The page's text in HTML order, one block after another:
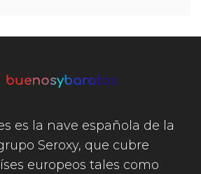
es la nave española de la
Seroxy, que cubre
europeos tales como